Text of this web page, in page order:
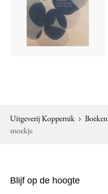
Uitgeverij Koppernik Boeken
snoekje
Blijf op de hoogte